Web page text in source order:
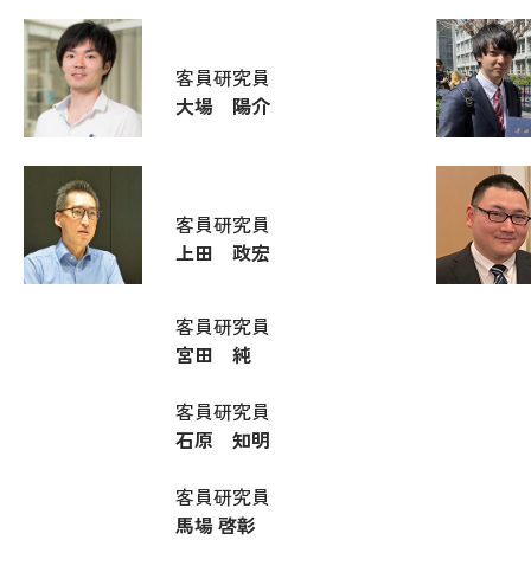
客員研究員
大場 陽介
客員研究員
上田 政宏
客員研究員
宮田 純
客員研究員
石原 知明
客員研究員
馬場 啓彰